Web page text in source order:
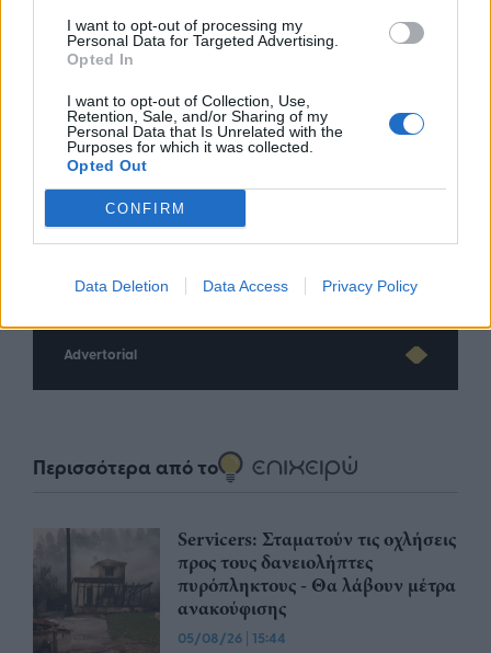
I want to opt-out of processing my
Personal Data for Targeted Advertising.
Opted In
I want to opt-out of Collection, Use,
Retention, Sale, and/or Sharing of my
Personal Data that Is Unrelated with the
Purposes for which it was collected.
Opted Out
CONFIRM
Data Deletion Data Access Privacy Policy
TP Greece: Πώς διαμορφώνεται το
μέλλον του Insurance στην εποχή του AI
σου
Advertorial
Περισσότερα από το
Servicers: Σταματούν τις οχλήσεις
προς τους δανειολήπτες
πυρόπληκτους - Θα λάβουν μέτρα
ανακούφισης
05/08/26 | 15:44